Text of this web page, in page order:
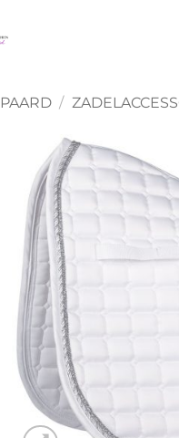
PAARD /